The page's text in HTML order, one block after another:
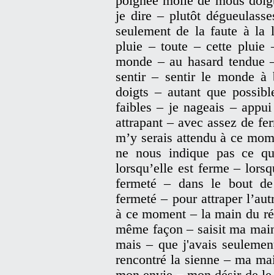
je dire – plutôt
seulement de la faute à la
pluie – toute – cette pluie
monde – au hasard tendue
sentir – sentir le monde
doigts – autant que
faibles – je nageais –
attrapant – avec assez de
m’y serais attendu à ce
ne nous indique pas ce
lorsqu’elle est ferme –
fermeté – dans le bout
fermeté – pour attraper
à ce moment – la main du
même façon – saisit ma
mais – que j'avais
rencontré la sienne – ma